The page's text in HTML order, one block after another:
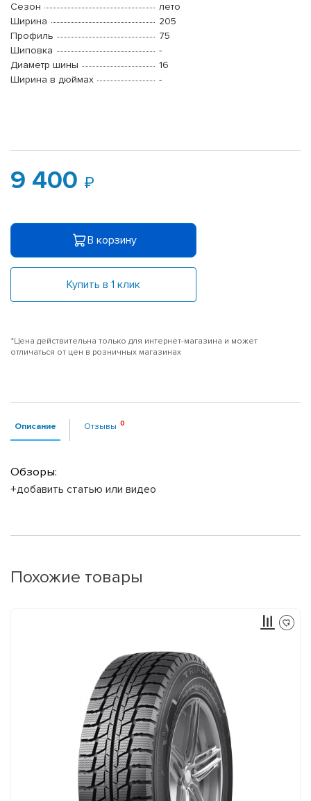
Сезон
лето
Ширина
205
Профиль
75
Шиповка
-
Диаметр шины
16
Ширина в дюймах
-
9 400
В корзину
Купить в 1 клик
*Цена действительна только для интернет-магазина и может
отличаться от цен в розничных магазинах
Описание Отзывы
Обзоры:
+добавить статью или видео
Похожие товары